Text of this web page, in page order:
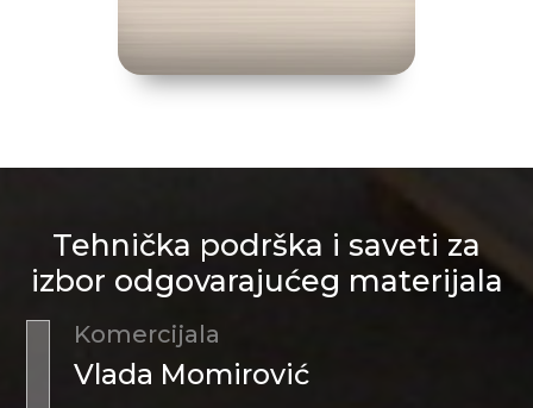
Tehnička podrška i saveti za
izbor odgovarajućeg materijala
Komercijala
Vlada Momirović